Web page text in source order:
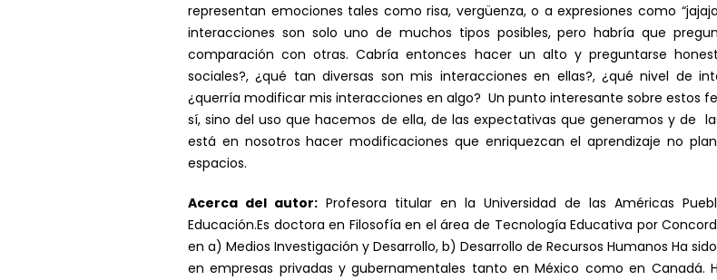
representan emociones tales como risa, vergüenza, o a expresiones como
interacciones son solo uno de muchos tipos posibles, pero habría que
comparación con otras. Cabría entonces hacer un alto y preguntarse
sociales?, ¿qué tan diversas son mis interacciones en ellas?, ¿qué nivel de
¿querría modificar mis interacciones en algo? Un punto interesante sobre estos
sí, sino del uso que hacemos de ella, de las expectativas que generamos y de
está en nosotros hacer modificaciones que enriquezcan el aprendizaje no
espacios.
Acerca del autor: Profesora titular en la Universidad de las Américas
Educación.Es doctora en Filosofía en el área de Tecnología Educativa por
en a) Medios Investigación y Desarrollo, b) Desarrollo de Recursos Humanos Ha
en empresas privadas y gubernamentales tanto en México como en Canadá.